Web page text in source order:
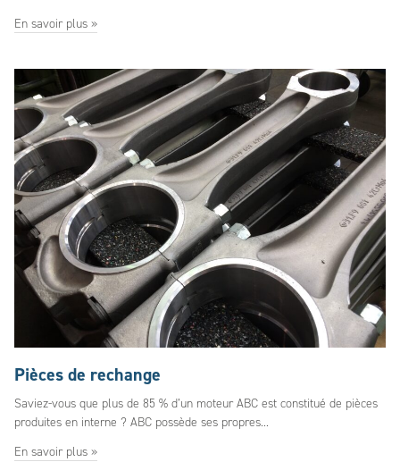
En savoir plus »
Pièces de rechange
Saviez-vous que plus de 85 % d’un moteur ABC est constitué de pièces
produites en interne ? ABC possède ses propres...
En savoir plus »